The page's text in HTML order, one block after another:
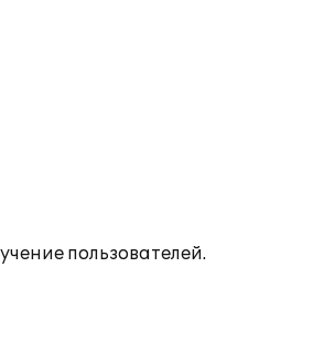
пользователей.